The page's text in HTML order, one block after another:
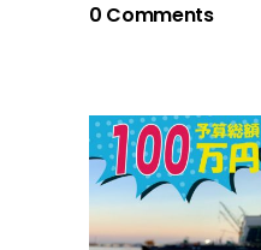
0 Comments